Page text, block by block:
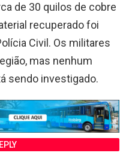
de 30 quilos de cobre
recuperado foi
Civil. Os militares
mas nenhum
sendo investigado.